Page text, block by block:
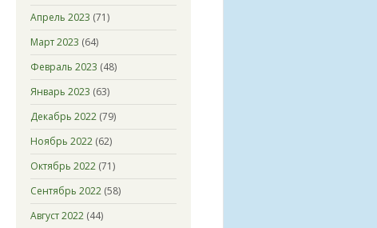
Апрель 2023 (71)
Март 2023 (64)
Февраль 2023 (48)
Январь 2023 (63)
Декабрь 2022(79)
Ноябрь 2022(62)
Октябрь 2022(71)
Сентябрь 2022(58)
Август 2022(44)